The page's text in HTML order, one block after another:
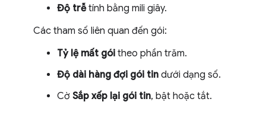
Độ trễtính bằng mili giây.
Các tham số liên quan đến gói:
Tỷ lệ mất gói theo phần trăm.
Độ dài hàng đợi gói tin dưới dạng số.
Cờ Sắp xếp lại gói tin, bật hoặc tắt.